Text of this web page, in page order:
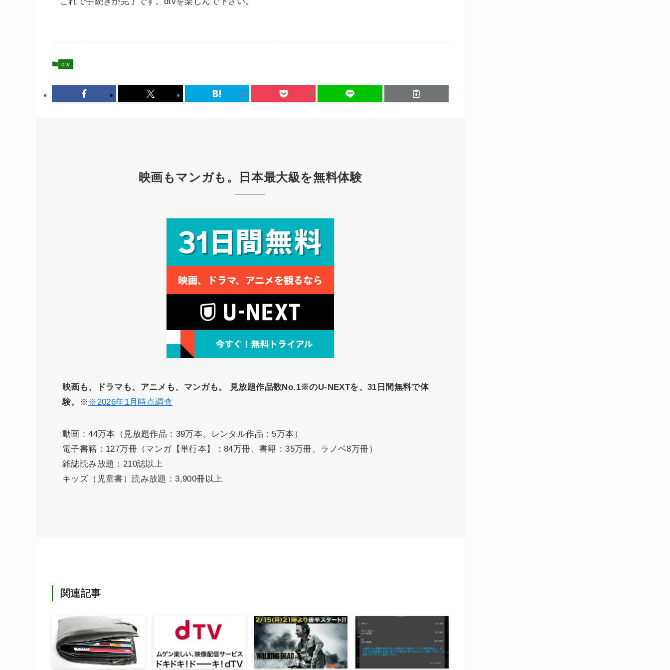
dtv
映画もマンガも。日本最大級を無料体験
映画も、ドラマも、アニメも、マンガも。
見放題作品数No.1※のU-NEXTを、31日間無料で体
験。
※ ※2026年1月時点調査
動画：44万本（見放題作品：39万本、レンタル作品：5万本）
電子書籍：127万冊（マンガ【単行本】：84万冊、書籍：35万冊、ラノベ8万冊）
雑誌読み放題：210誌以上
キッズ（児童書）読み放題：3,900冊以上
関連記事